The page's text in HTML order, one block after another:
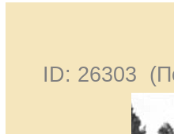
ID: 26303